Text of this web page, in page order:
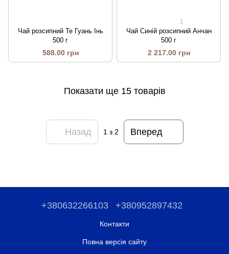
Чай розсипний Те Гуань Інь
500 г
588.00 грн
1
Чай Синій розсипний Анчан
500 г
2 217.00 грн
Показати ще 15 товарів
Назад 1з 2 Вперед
+380632266103 +380952897432
Контакти
Повна версія сайту